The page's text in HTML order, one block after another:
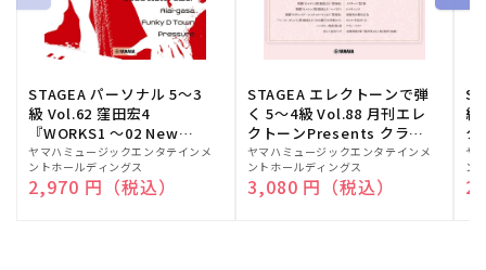
STAGEA パーソナル 5～3
級 Vol.62 窪田宏4
『WORKS1 ～02 New
edition～』
販
売
元:
ヤマハミュージックエンタテインメ
ントホールディングス
通常価格
2,970 円（税込）
STAGEA エレクトーンで弾
く 5～4級 Vol.88 月刊エレ
クトーンPresents クラシ
ック名曲集
販
売
元:
ヤマハミュージックエンタテインメ
ントホールディングス
通常価格
3,080 円（税込）
級
ク
販
売
元:
ヤ
ン